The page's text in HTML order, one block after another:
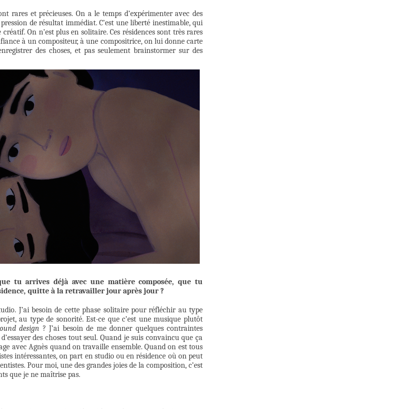
rares et précieuses. On a le temps d’expérimenter avec des
de résultat immédiat. C’est une liberté inestimable, qui
On n’est plus en solitaire. Ces résidences sont très rares
à un compositeur, à une compositrice, on lui donne carte
des choses, et pas seulement brainstormer sur des
tu arrives déjà avec une matière composée, que tu
quitte à la retravailler jour après jour ?
J’ai besoin de cette phase solitaire pour réfléchir au type
au type de sonorité. Est-ce que c’est une musique plutôt
design ? J’ai besoin de me donner quelques contraintes
des choses tout seul. Quand je suis convaincu que ça
avec Agnès quand on travaille ensemble. Quand on est tous
intéressantes, on part en studio ou en résidence où on peut
Pour moi, une des grandes joies de la composition, c’est
que je ne maîtrise pas.